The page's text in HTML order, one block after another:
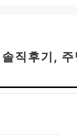
직후기, 주